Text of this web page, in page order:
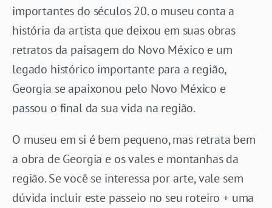
importantes do séculos 20. o museu conta a
história da artista que deixou em suas obras
retratos da paisagem do Novo México e um
legado histórico importante para a região,
Georgia se apaixonou pelo Novo México e
passou o final da sua vida na região.
O museu em si é bem pequeno, mas retrata bem
a obra de Georgia e os vales e montanhas da
região. Se você se interessa por arte, vale sem
dúvida incluir este passeio no seu roteiro + uma